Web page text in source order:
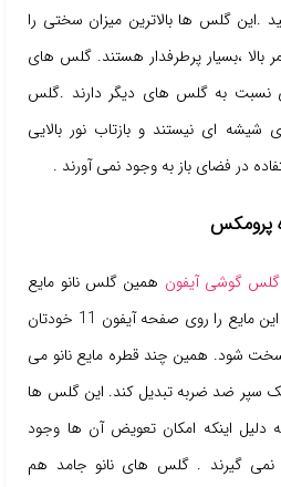
.این گلس ها بالاترین میزان سختی را
بالا ،بسیار پرطرفدار هستند. گلس های
نسبت به گلس های دیگر دارند .گلس
ای نیستند و بازتاب نور بالایی
در فضای باز به وجود نمی آورند .
پرومکس
گلس گوشی آیفون همین گلس نانو مایع
است .کافی است چند قطره از این مایع را روی صفحه آیفون 11 خودتان
شود. همین چند قطره مایع نانو می
سپر ضد ضربه تبدیل کند. این گلس ها
دلیل اینکه امکان تعویض آن ها وجود
نمی گیرند . گلس های نانو جامد هم